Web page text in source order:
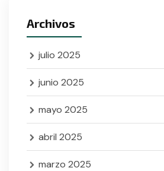
Archivos
julio 2025
junio 2025
mayo 2025
abril 2025
marzo 2025